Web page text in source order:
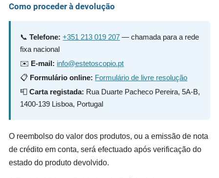
Como proceder à devolução
📞Telefone: +351 213 019 207 — chamada para a rede
fixa nacional
✉️ E-mail: info@estetoscopio.pt
📋 Formulário online: Formulário de livre resolução
📮Carta registada: Rua Duarte Pacheco Pereira, 5A-B,
1400-139 Lisboa, Portugal
O reembolso do valor dos produtos, ou a emissão de nota
de crédito em conta, será efectuado após verificação do
estado do produto devolvido.